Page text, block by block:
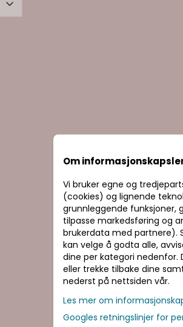
Om
Vi bruker egne og
(cookies) og lignende
grunnleggende funksjoner,
tilpasse markedsføring og
brukerdata med partnere).
kan velge å godta alle,
dine per kategori nedenfor.
eller trekke tilbake dine
nederst på nettsiden vår.
Les mer om
Googles retningslinjer for